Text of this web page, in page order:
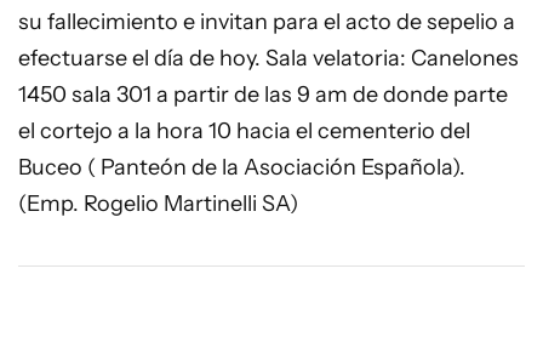
su fallecimiento e invitan para el acto de sepelio a
efectuarse el día de hoy. Sala velatoria: Canelones
1450 sala 301 a partir de las 9 am de donde parte
el cortejo a la hora 10 hacia el cementerio del
Buceo ( Panteón de la Asociación Española).
(Emp. Rogelio Martinelli SA)